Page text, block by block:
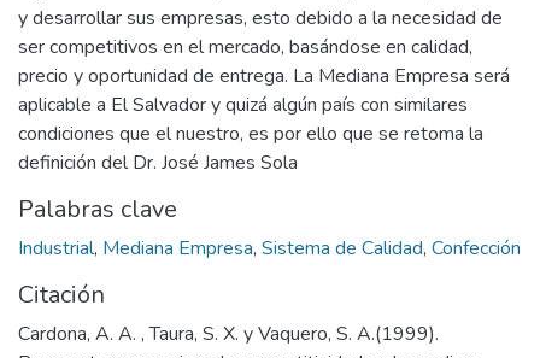
y desarrollar sus empresas, esto debido a la necesidad de
ser competitivos en el mercado, basándose en calidad,
precio y oportunidad de entrega. La Mediana Empresa será
aplicable a El Salvador y quizá algún país con similares
condiciones que el nuestro, es por ello que se retoma la
definición del Dr. José James Sola
Palabras clave
Industrial, Mediana Empresa, Sistema de Calidad, Confección
Citación
Cardona, A. A. , Taura, S. X. y Vaquero, S. A.(1999).